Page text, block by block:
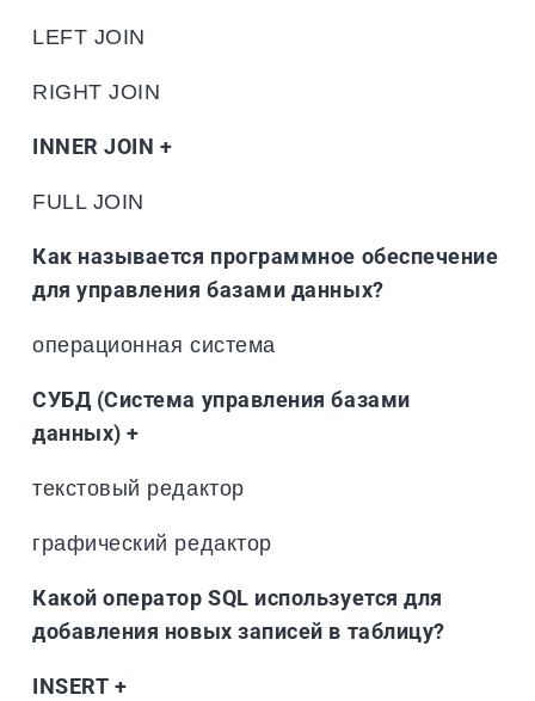
LEFT JOIN
RIGHT JOIN
INNER JOIN +
FULL JOIN
Как называется программное обеспечение
для управления базами данных?
операционная система
СУБД (Система управления базами
данных) +
текстовый редактор
графический редактор
Какой оператор SQL используется для
добавления новых записей в таблицу?
INSERT +